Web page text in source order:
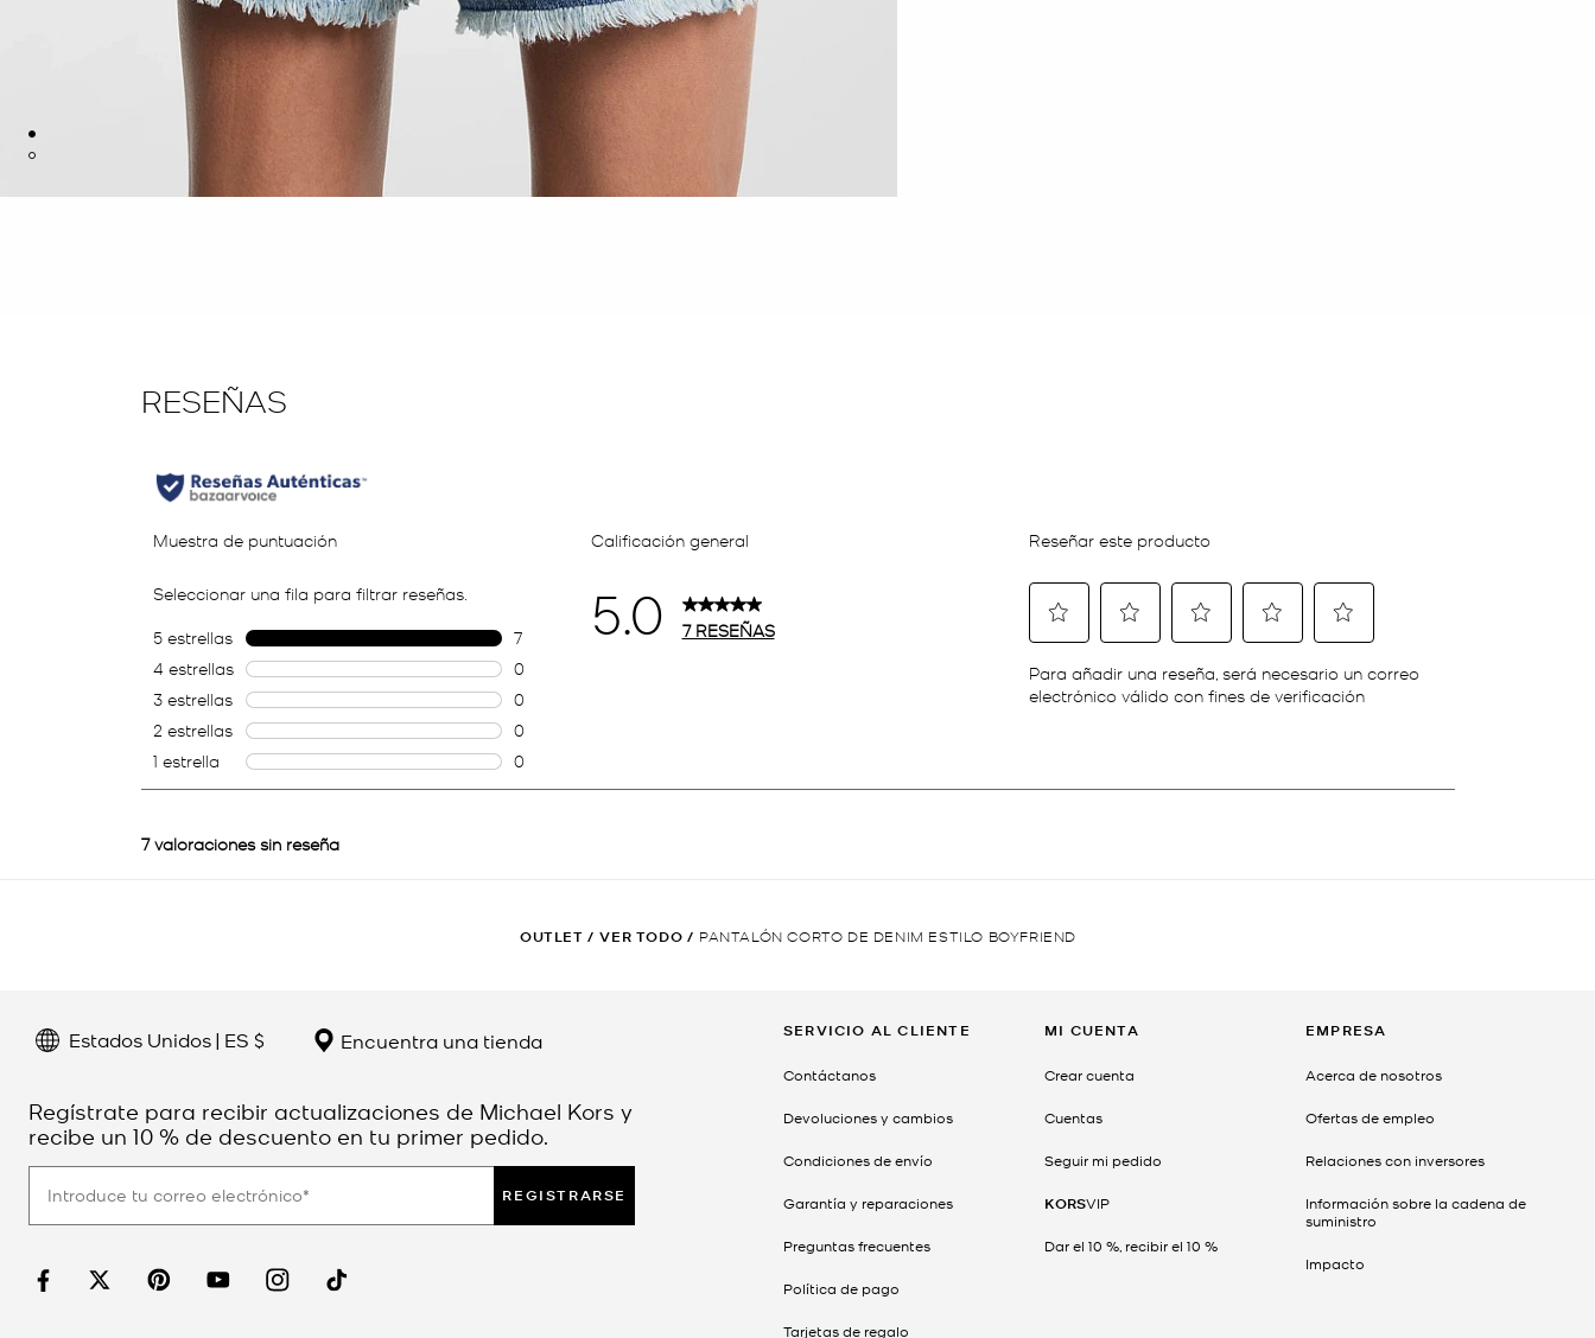
OUTLET / VER TODO / PANTALÓN CORTO DE DENIM ESTILO BOYFRIEND
Estados Unidos | ES $ Encuentra una tienda
Regístrate para recibir actualizaciones de Michael Kors y
recibe un 10 % de descuento en tu primer pedido.
REGISTRARSE
SERVICIO AL CLIENTE
Contáctanos
Devoluciones y cambios
Condiciones de envío
Garantía y reparaciones
Preguntas frecuentes
Política de pago
Tarjetas de regalo
MI CUENTA
Crear cuenta
Cuentas
Seguir mi pedido
KORSVIP
Dar el 10 %, recibir el 10 %
EMPRESA
Acerca de nosotros
Ofertas de empleo
Relaciones con inversores
Información sobre la cadena de
suministro
Impacto